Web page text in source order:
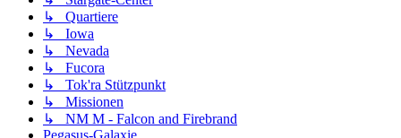
↳ Quartiere
↳ Iowa
↳ Nevada
↳ Fucora
↳ Tok'ra Stützpunkt
↳ Missionen
↳ NM M - Falcon and Firebrand